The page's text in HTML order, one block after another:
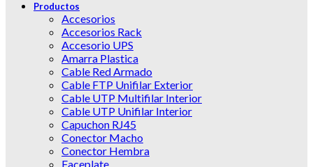
Productos
Accesorios
Accesorios Rack
Accesorio UPS
Amarra Plastica
Cable Red Armado
Cable FTP Unifilar Exterior
Cable UTP Multifilar Interior
Cable UTP Unifilar Interior
Capuchon RJ45
Conector Macho
Conector Hembra
Faceplate